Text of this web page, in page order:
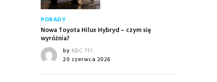
PORADY
Nowa Toyota Hilux Hybryd – czym się
wyróżnia?
by KBC TFI
20 czerwca 2026